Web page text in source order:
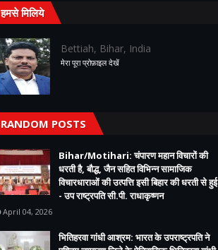
हमसे मिलिये
Bettiah, Bihar, India
मेरा पूरा प्रोफ़ाइल देखें
RANDOM POSTS
Bihar/Motihari: चंपारण महान विचारों की
धरती है, बौद्ध, जैन सहित विभिन्न सामाजिक
विचारधाराओं की उत्पत्ति इसी बिहार की धरती से हुई
- उप राष्ट्रपति सी.पी. राधाकृष्णन
April 04, 2026
भितिहरवा गांधी आश्रम: भारत के उपराष्ट्रपति ने